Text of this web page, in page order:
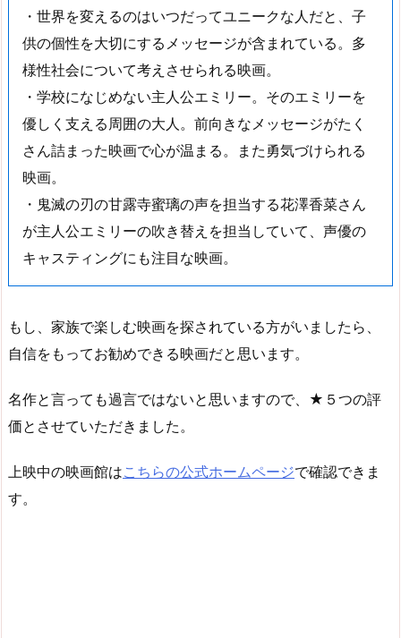
・世界を変えるのはいつだってユニークな人だと、子
供の個性を大切にするメッセージが含まれている。多
様性社会について考えさせられる映画。
・学校になじめない主人公エミリー。そのエミリーを
優しく支える周囲の大人。前向きなメッセージがたく
さん詰まった映画で心が温まる。また勇気づけられる
映画。
・鬼滅の刃の甘露寺蜜璃の声を担当する花澤香菜さん
が主人公エミリーの吹き替えを担当していて、声優の
キャスティングにも注目な映画。
もし、家族で楽しむ映画を探されている方がいましたら、
自信をもってお勧めできる映画だと思います。
名作と言っても過言ではないと思いますので、★５つの評
価とさせていただきました。
上映中の映画館はこちらの公式ホームページで確認できま
す。